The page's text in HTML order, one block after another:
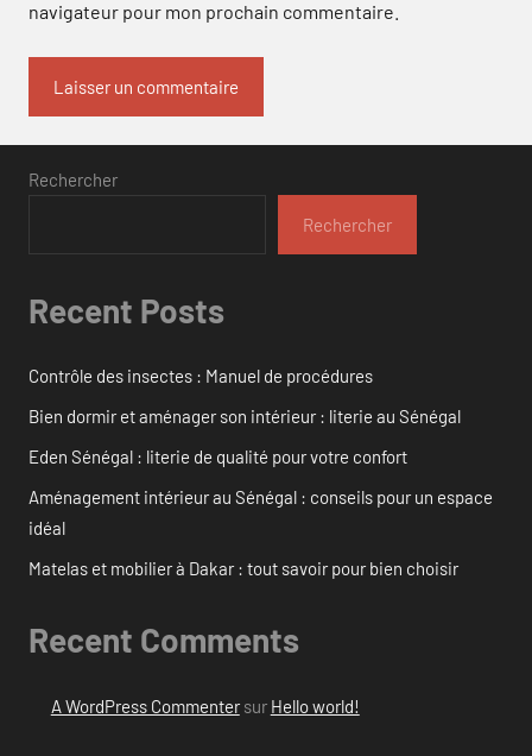
navigateur pour mon prochain commentaire.
Rechercher
Rechercher
Recent Posts
Contrôle des insectes : Manuel de procédures
Bien dormir et aménager son intérieur : literie au Sénégal
Eden Sénégal : literie de qualité pour votre confort
Aménagement intérieur au Sénégal : conseils pour un espace
idéal
Matelas et mobilier à Dakar : tout savoir pour bien choisir
Recent Comments
A WordPress Commentersur Hello world!